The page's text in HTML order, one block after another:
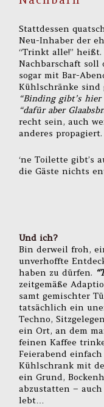
Stattdessen
Neu-Inhaber der
“Trinkt alle!”
Nachbarschaft soll
sogar mit Bar-
Kühlschränke
“Binding gibt’s
“dafür aber
recht sein, auch
anderes propagiert.
‘ne Toilette gibt’s
die Gäste nichts
Und ich?
Bin derweil froh,
unverhoffte
haben zu dürfen.
zeitgemäße
samt gemischter
tatsächlich ein
Techno,
ein Ort, an dem
feinen Kaffee
Feierabend
Kühlschrank mit
ein Grund,
abzustatten –
lebt…